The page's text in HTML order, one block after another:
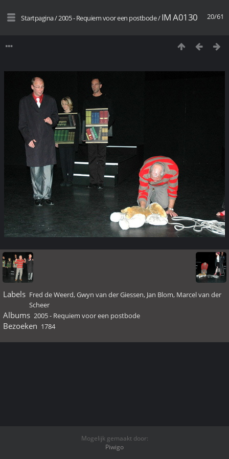
20/61
Startpagina/2005 - Requiem voor een postbode/IM A0130
Labels Fred de Weerd,Gwyn van der Giessen, Jan Blom, Marcel van der
Scheer
Albums 2005 - Requiem voor een postbode
Bezoeken 1784
Mogelijk gemaakt door:
Piwigo